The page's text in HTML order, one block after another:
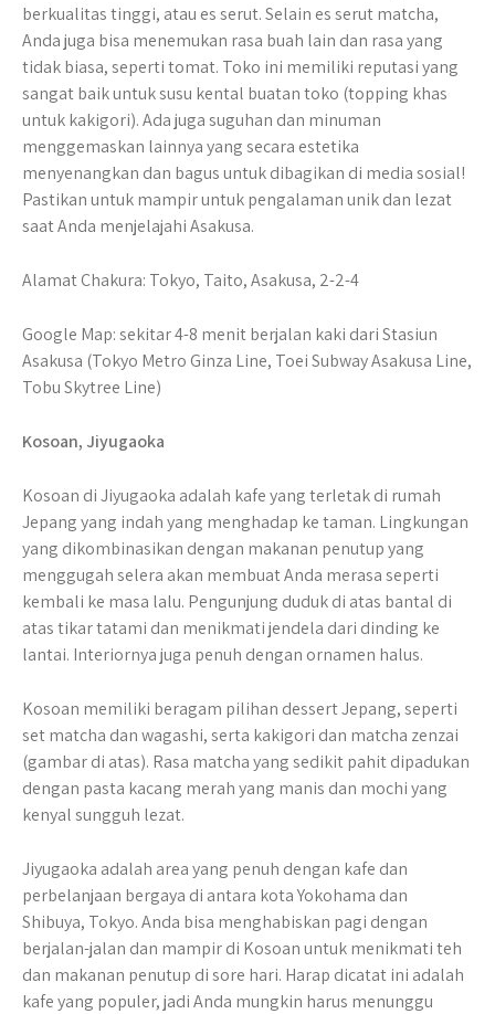
berkualitas tinggi, atau es serut. Selain es serut matcha,
Anda juga bisa menemukan rasa buah lain dan rasa yang
tidak biasa, seperti tomat. Toko ini memiliki reputasi yang
sangat baik untuk susu kental buatan toko (topping khas
untuk kakigori). Ada juga suguhan dan minuman
menggemaskan lainnya yang secara estetika
menyenangkan dan bagus untuk dibagikan di media sosial!
Pastikan untuk mampir untuk pengalaman unik dan lezat
saat Anda menjelajahi Asakusa.
Alamat Chakura: Tokyo, Taito, Asakusa, 2-2-4
Google Map: sekitar 4-8 menit berjalan kaki dari Stasiun
Asakusa (Tokyo Metro Ginza Line, Toei Subway Asakusa Line,
Tobu Skytree Line)
Kosoan, Jiyugaoka
Kosoan di Jiyugaoka adalah kafe yang terletak di rumah
Jepang yang indah yang menghadap ke taman. Lingkungan
yang dikombinasikan dengan makanan penutup yang
menggugah selera akan membuat Anda merasa seperti
kembali ke masa lalu. Pengunjung duduk di atas bantal di
atas tikar tatami dan menikmati jendela dari dinding ke
lantai. Interiornya juga penuh dengan ornamen halus.
Kosoan memiliki beragam pilihan dessert Jepang, seperti
set matcha dan wagashi, serta kakigori dan matcha zenzai
(gambar di atas). Rasa matcha yang sedikit pahit dipadukan
dengan pasta kacang merah yang manis dan mochi yang
kenyal sungguh lezat.
Jiyugaoka adalah area yang penuh dengan kafe dan
perbelanjaan bergaya di antara kota Yokohama dan
Shibuya, Tokyo. Anda bisa menghabiskan pagi dengan
berjalan-jalan dan mampir di Kosoan untuk menikmati teh
dan makanan penutup di sore hari. Harap dicatat ini adalah
kafe yang populer, jadi Anda mungkin harus menunggu